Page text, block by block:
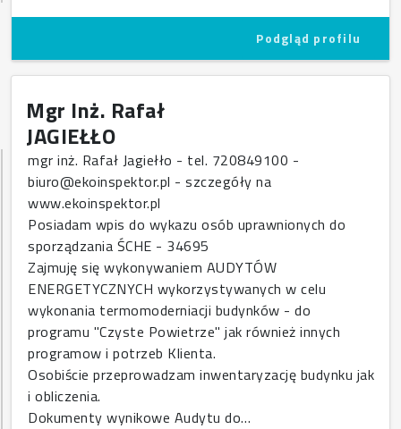
Podgląd profilu
Mgr Inż. Rafał
JAGIEŁŁO
mgr inż. Rafał Jagiełło - tel. 720849100 -
biuro@ekoinspektor.pl - szczegóły na
www.ekoinspektor.pl
Posiadam wpis do wykazu osób uprawnionych do
sporządzania ŚCHE - 34695
Zajmuję się wykonywaniem AUDYTÓW
ENERGETYCZNYCH wykorzystywanych w celu
wykonania termomoderniacji budynków - do
programu "Czyste Powietrze" jak również innych
programow i potrzeb Klienta.
Osobiście przeprowadzam inwentaryzację budynku jak
i obliczenia.
Dokumenty wynikowe Audytu do…